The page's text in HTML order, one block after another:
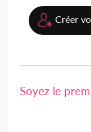
Créer
Soyez le